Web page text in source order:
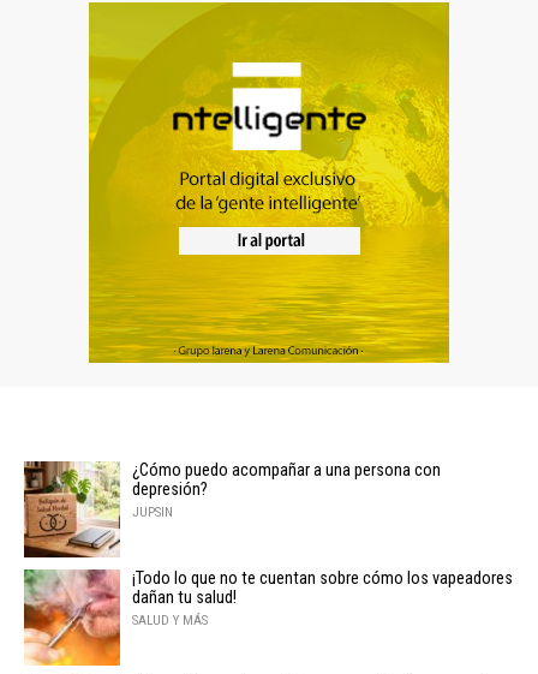
¿Cómo puedo acompañar a una persona con
depresión?
JUPSIN
¡Todo lo que no te cuentan sobre cómo los vapeadores
dañan tu salud!
SALUD Y MÁS